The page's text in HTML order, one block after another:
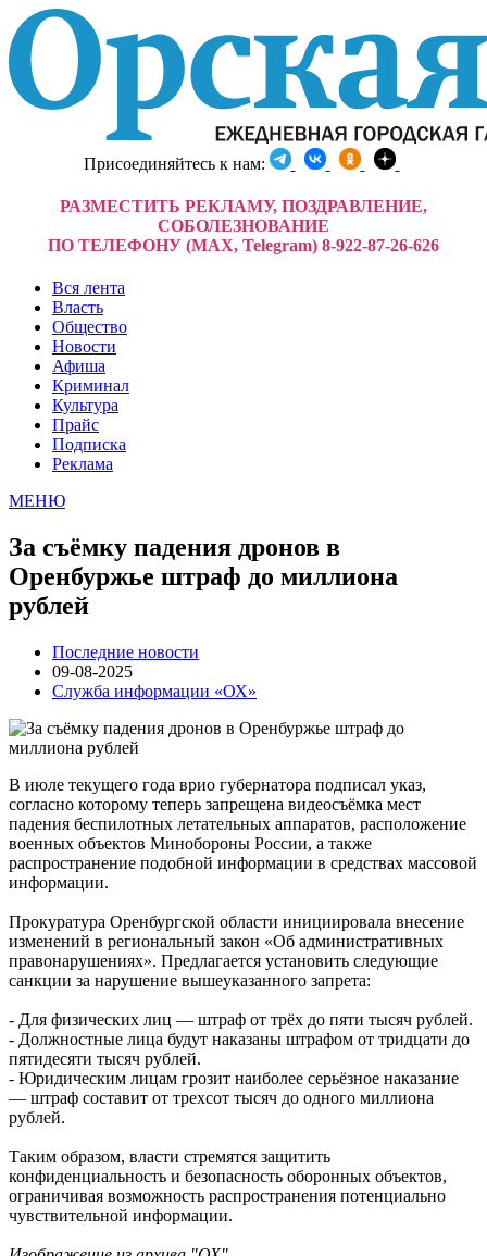
Присоединяйтесь к нам:
РАЗМЕСТИТЬ РЕКЛАМУ, ПОЗДРАВЛЕНИЕ,
СОБОЛЕЗНОВАНИЕ
ПО ТЕЛЕФОНУ (MAX, Telegram) 8-922-87-26-626
Вся лента
Власть
Общество
Новости
Афиша
Криминал
Культура
Прайс
Подписка
Реклама
МЕНЮ
За съёмку падения дронов в
Оренбуржье штраф до миллиона
рублей
Последние новости
09-08-2025
Служба информации «ОХ»
В июле текущего года врио губернатора подписал указ,
согласно которому теперь запрещена видеосъёмка мест
падения беспилотных летательных аппаратов, расположение
военных объектов Минобороны России, а также
распространение подобной информации в средствах массовой
информации.
Прокуратура Оренбургской области инициировала внесение
изменений в региональный закон «Об административных
правонарушениях». Предлагается установить следующие
санкции за нарушение вышеуказанного запрета:
- Для физических лиц — штраф от трёх до пяти тысяч рублей.
- Должностные лица будут наказаны штрафом от тридцати до
пятидесяти тысяч рублей.
- Юридическим лицам грозит наиболее серьёзное наказание
— штраф составит от трехсот тысяч до одного миллиона
рублей.
Таким образом, власти стремятся защитить
конфиденциальность и безопасность оборонных объектов,
ограничивая возможность распространения потенциально
чувствительной информации.